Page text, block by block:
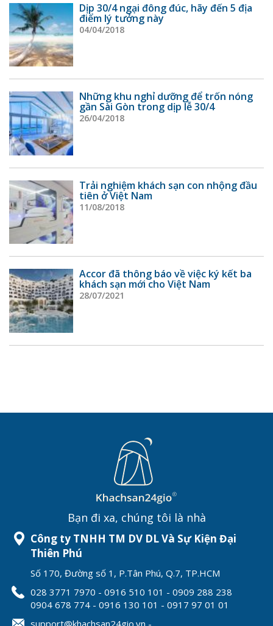
Dịp 30/4 ngại đông đúc, hãy đến 5 địa
điểm lý tưởng này
04/04/2018
Những khu nghỉ dưỡng để trốn nóng
gần Sài Gòn trong dịp lễ 30/4
26/04/2018
Trải nghiệm khách sạn con nhộng đầu
tiên ở Việt Nam
11/08/2018
Accor đã thông báo về việc ký kết ba
khách sạn mới cho Việt Nam
28/07/2021
Bạn đi xa, chúng tôi là nhà
Công ty TNHH TM DV DL Và Sự Kiện Đại
Thiên Phú
Số 170, Đường số 1, P.Tân Phú, Q.7, TP.HCM
028 3771 7970 - 0916 510 101 - 0909 288 238
0904 678 774 - 0916 130 101 - 0917 97 01 01
support@khachsan24gio.vn -